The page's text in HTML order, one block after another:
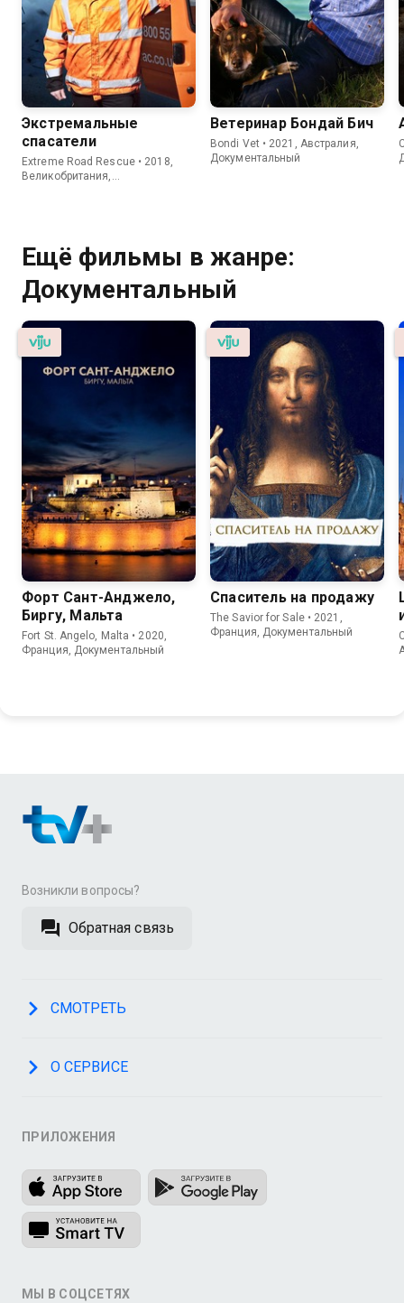
Экстремальные
спасатели
Extreme Road Rescue • 2018,
Великобритания,
Ветеринар Бондай Бич
Bondi Vet • 2021, Австралия,
Документальный
Ещё фильмы в жанре:
Документальный
Форт Сант-Анджело,
Биргу, Мальта
Fort St. Angelo, Malta • 2020,
Франция, Документальный
Спаситель на продажу
The Savior for Sale • 2021,
Франция, Документальный
Возникли вопросы?
Обратная связь
СМОТРЕТЬ
О СЕРВИСЕ
ПРИЛОЖЕНИЯ
МЫ В СОЦСЕТЯХ